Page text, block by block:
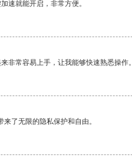
速就能开启，非常方便。
非常容易上手，让我能够快速熟悉操作。
了无限的隐私保护和自由。